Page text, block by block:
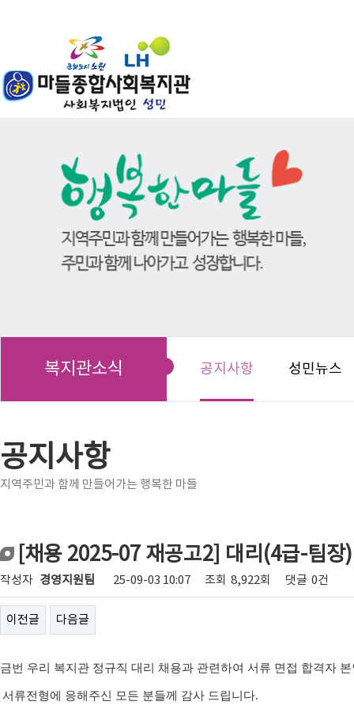
복지관소식 공지사항 성민뉴스
공지사항
지역주민과 함께 만들어가는 행복한 마들
[채용 2025-07 재공고2] 대리(4급-팀장
작성자 경영지원팀 25-09-03 10:07 조회 8,922회 댓글 0건
이전글 다음글
금번 우리 복지관 정규직 대리 채용과 관련하여 서류 면접 합격자
서류전형에 응해주신 모든 분들께 감사 드립니다.